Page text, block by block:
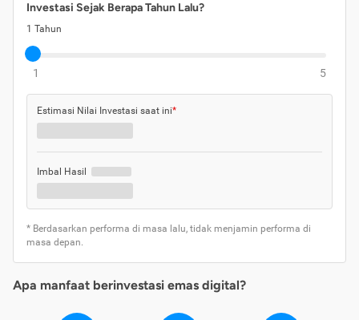
Investasi Sejak Berapa Tahun Lalu?
1 Tahun
1 5
Estimasi Nilai Investasi saat ini*
Imbal Hasil
* Berdasarkan performa di masa lalu, tidak menjamin performa di
masa depan.
Apa manfaat berinvestasi emas digital?